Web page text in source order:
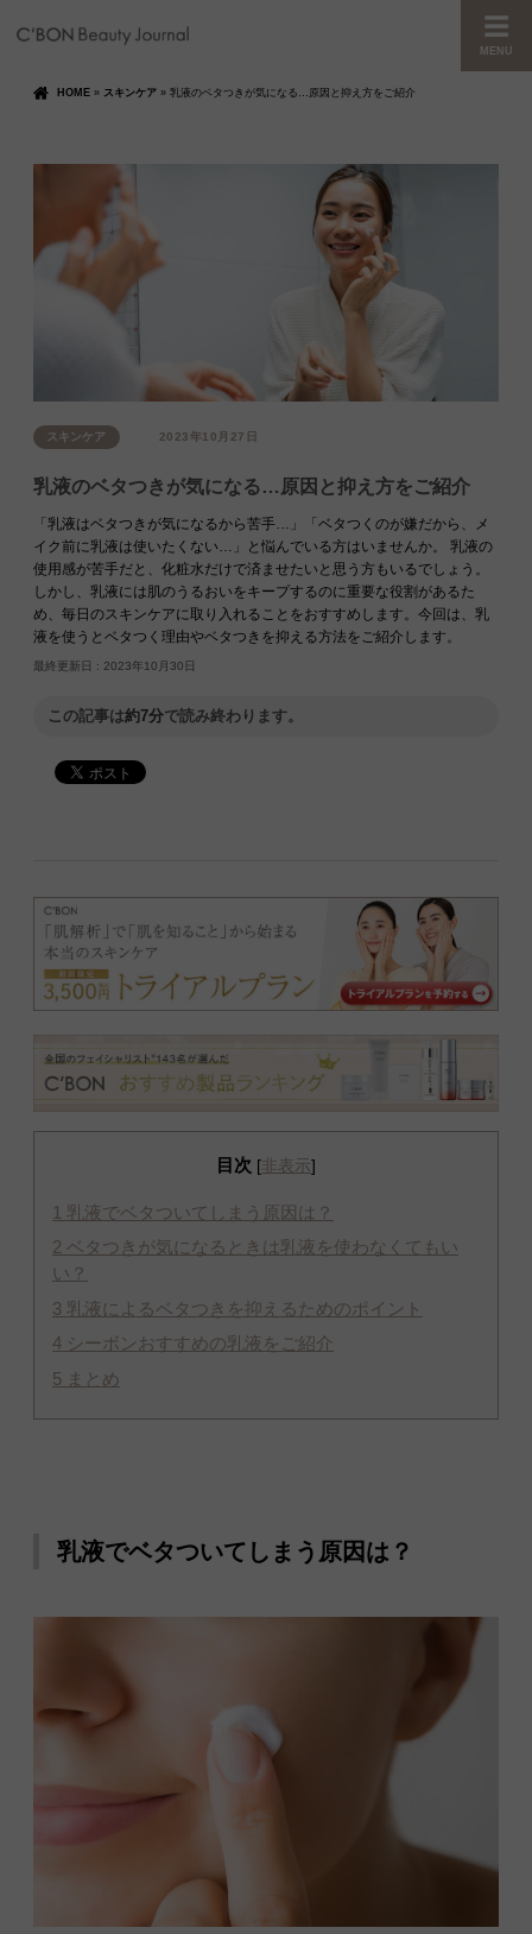
MENU
HOME » スキンケア » 乳液のベタつきが気になる…原因と抑え方をご紹介
スキンケア 2023年10月27日
乳液のベタつきが気になる…原因と抑え方をご紹介
「乳液はベタつきが気になるから苦手…」「ベタつくのが嫌だから、メ
イク前に乳液は使いたくない…」と悩んでいる方はいませんか。 乳液の
使用感が苦手だと、化粧水だけで済ませたいと思う方もいるでしょう。
しかし、乳液には肌のうるおいをキープするのに重要な役割があるた
め、毎日のスキンケアに取り入れることをおすすめします。今回は、乳
液を使うとベタつく理由やベタつきを抑える方法をご紹介します。
最終更新日 : 2023年10月30日
この記事は約7分で読み終わります。
目次 [非表示]
1 乳液でベタついてしまう原因は？
2 ベタつきが気になるときは乳液を使わなくてもい
い？
3 乳液によるベタつきを抑えるためのポイント
4 シーボンおすすめの乳液をご紹介
5 まとめ
乳液でベタついてしまう原因は？